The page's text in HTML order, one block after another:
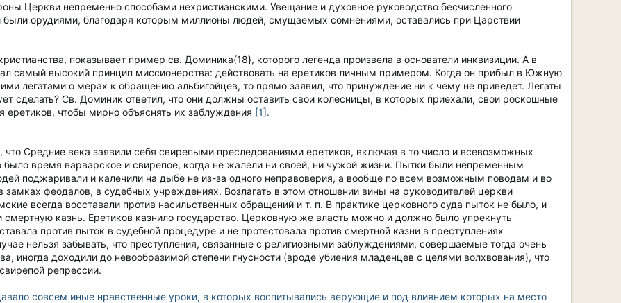
Церкви непременно способами нехристианскими. Увещание и духовное руководство бесчисленного
были орудиями, благодаря которым миллионы людей, смущаемых сомнениями, оставались при Царствии
показывает пример св. Доминика{18}, которого легенда произвела в основатели инквизиции. А в
самый высокий принцип миссионерства: действовать на еретиков личным примером. Когда он прибыл в Южную
легатами о мерах к обращению альбигойцев, то прямо заявил, что принуждение ни к чему не приведет. Легаты
сделать? Св. Доминик ответил, что они должны оставить свои колесницы, в которых приехали, свои роскошные
еретиков, чтобы мирно объяснять их заблуждения [1].
Средние века заявили себя свирепыми преследованиями еретиков, включая в то число и всевозможных
было время варварское и свирепое, когда не жалели ни своей, ни чужой жизни. Пытки были непременным
поджаривали и калечили на дыбе не из-за одного неправоверия, а вообще по всем возможным поводам и во
замках феодалов, в судебных учреждениях. Возлагать в этом отношении вины на руководителей церкви
всегда восставали против насильственных обращений и т. п. В практике церковного суда пыток не было, и
смертную казнь. Еретиков казнило государство. Церковную же власть можно и должно было упрекнуть
против пыток в судебной процедуре и не протестовала против смертной казни в преступлениях
нельзя забывать, что преступления, связанные с религиозными заблуждениями, совершаемые тогда очень
иногда доходили до невообразимой степени гнусности (вроде убиения младенцев с целями волхвования), что
репрессии.
совсем иные нравственные уроки, в которых воспитывались верующие и под влиянием которых на место